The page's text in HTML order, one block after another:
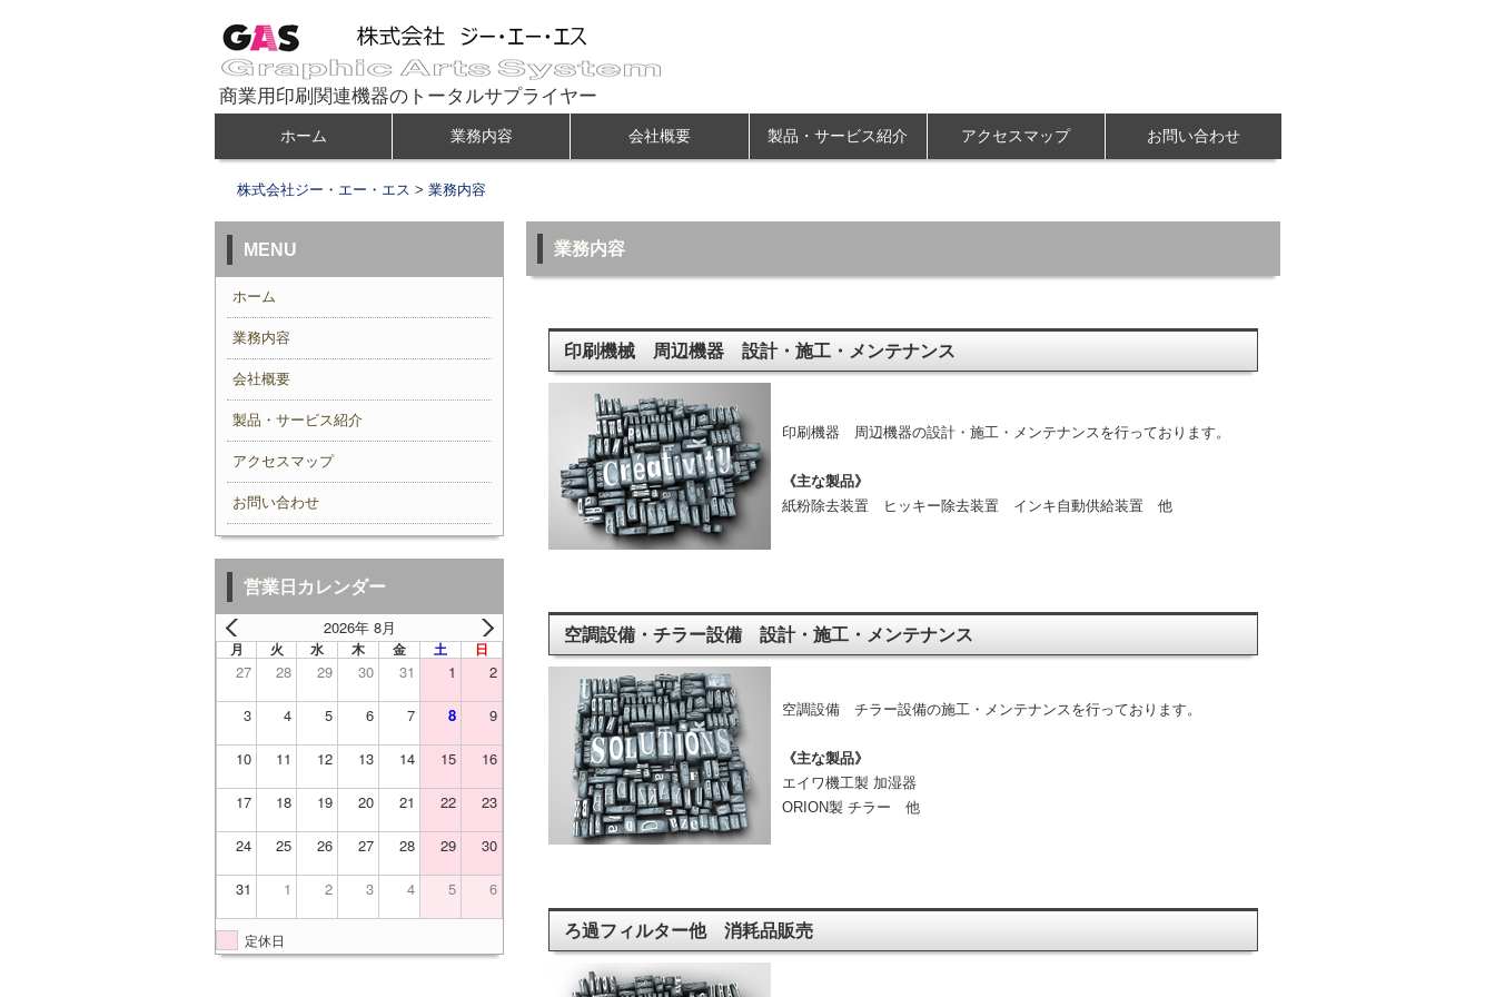
商業用印刷関連機器のトータルサプライヤー
メインメニュー
ン
テ
移
動
ホーム 業務内容 会社概要 製品・サービス紹介 アクセスマップ お問い合わせ
株式会社ジー・エー・エス > 業務内容
業務内容
印刷機械 周辺機器 設計・施工・メンテナンス
印刷機器 周辺機器の設計・施工・メンテナンスを行っております。
《主な製品》
紙粉除去装置 ヒッキー除去装置 インキ自動供給装置 他
空調設備・チラー設備 設計・施工・メンテナンス
空調設備 チラー設備の施工・メンテナンスを行っております。
《主な製品》
エイワ機工製 加湿器
ORION製 チラー 他
ろ過フィルター他 消耗品販売
MENU
ホーム
業務内容
会社概要
製品・サービス紹介
アクセスマップ
お問い合わせ
営業日カレンダー
2026年 8月
月 火 水 木 金 土 日
27 28 29 30 31 1 2
3 4 5 6 7 8 9
10 11 12 13 14 15 16
17 18 19 20 21 22 23
24 25 26 27 28 29 30
31 1 2 3 4 5 6
定休日